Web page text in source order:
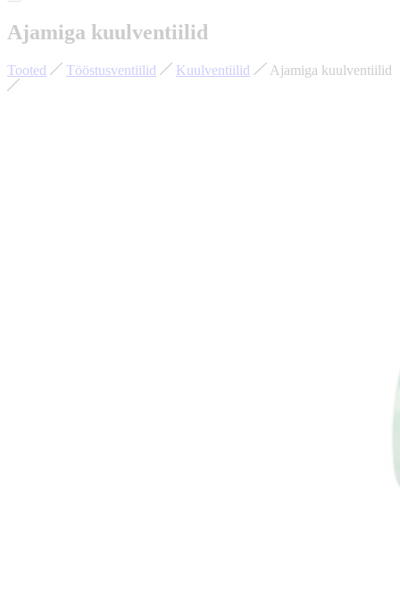
Ajamiga kuulventiilid
Tooted Tööstusventiilid Kuulventiilid Ajamiga kuulventiilid